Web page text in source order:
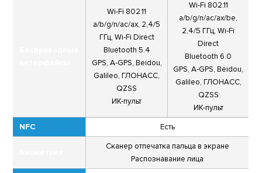
Wi-Fi 802.11
a/b/g/n/ac/ax, 2,4/5
ГГц, Wi-Fi Direct
Bluetooth 5.4
GPS, A-GPS, Beidou,
Galileo, ГЛОНАСС,
QZSS
ИК-пульт
Wi-Fi 802.11
a/b/g/n/ac/ax/be,
2,4/5 ГГц, Wi-Fi
Direct
Bluetooth 6.0
GPS, A-GPS, Beidou,
Galileo, ГЛОНАСС,
QZSS
ИК-пульт
NFC Есть
Сканер отпечатка пальца в экране
Распознавание лица